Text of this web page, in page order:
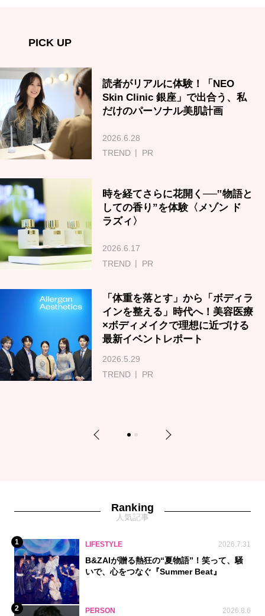
PICK UP
読者がリアルに体験！「NEO
Skin Clinic 銀座」で出合う、私
だけのパーソナル美肌計画
2026.6.28
TREND
PR
時を経てさらに花開く──‟物語と
しての香り”を体験〈メゾン ド
ラズィ〉
2026.6.17
TREND
PR
「体重を落とす」から「ボディラ
インを整える」時代へ！美容医療
×ボディメイクで理想に近づける
最新イベントレポート
2026.5.29
TREND
PR
Previous 1 2 Next
Ranking
人気記事
1 LIFESTYLE 2026.7.31
B&ZAIが贈る熱狂の“夏物語”！笑って、騒
いで、心をつなぐ『Summer Beat』
2 PERSON 2026.8.6